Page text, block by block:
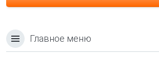
Главное меню